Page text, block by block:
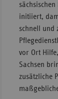
initiiert,
schnell und
vor Ort
Sachsen
zusätzliche